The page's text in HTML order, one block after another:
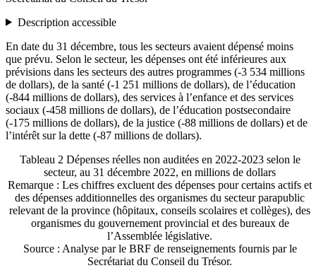
Description accessible
En date du 31 décembre, tous les secteurs avaient dépensé moins
que prévu. Selon le secteur, les dépenses ont été inférieures aux
prévisions dans les secteurs des autres programmes (-3 534 millions
de dollars), de la santé (-1 251 millions de dollars), de l’éducation
(-844 millions de dollars), des services à l’enfance et des services
sociaux (-458 millions de dollars), de l’éducation postsecondaire
(-175 millions de dollars), de la justice (-88 millions de dollars) et de
l’intérêt sur la dette (‑87 millions de dollars).
Tableau 2 Dépenses réelles non auditées en 2022-2023 selon le
secteur, au 31 décembre 2022, en millions de dollars
Remarque : Les chiffres excluent des dépenses pour certains actifs et
des dépenses additionnelles des organismes du secteur parapublic
relevant de la province (hôpitaux, conseils scolaires et collèges), des
organismes du gouvernement provincial et des bureaux de
l’Assemblée législative.
Source : Analyse par le BRF de renseignements fournis par le
Secrétariat du Conseil du Trésor.